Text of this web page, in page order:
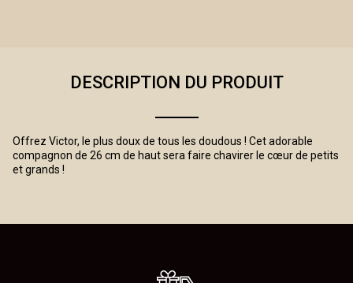
DESCRIPTION DU PRODUIT
Offrez Victor, le plus doux de tous les doudous ! Cet adorable
compagnon de 26 cm de haut sera faire chavirer le cœur de petits
et grands !